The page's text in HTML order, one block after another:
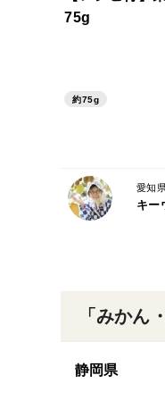
「みかん
静岡県
75g
約75g
愛知
キー